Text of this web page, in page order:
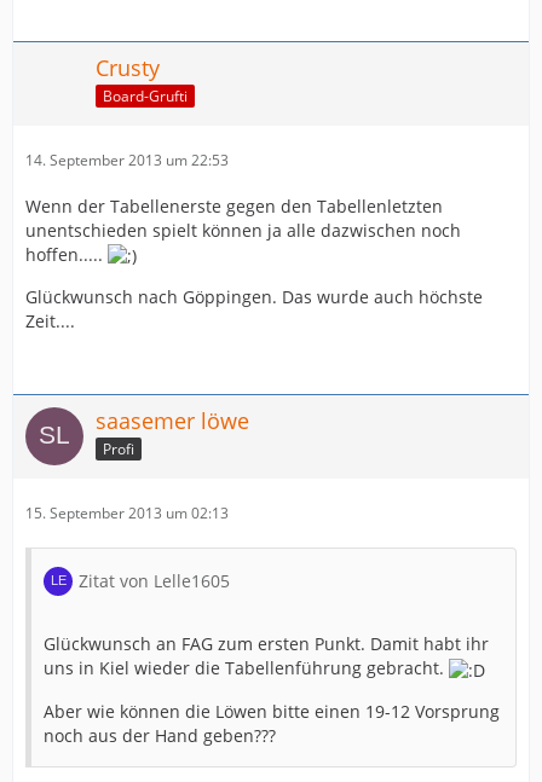
Crusty
Board-Grufti
14. September 2013 um 22:53
Wenn der Tabellenerste gegen den Tabellenletzten
unentschieden spielt können ja alle dazwischen noch
hoffen.....
Glückwunsch nach Göppingen. Das wurde auch höchste
Zeit....
saasemer löwe
Profi
15. September 2013 um 02:13
Zitat von Lelle1605
Glückwunsch an FAG zum ersten Punkt. Damit habt ihr
uns in Kiel wieder die Tabellenführung gebracht.
Aber wie können die Löwen bitte einen 19-12 Vorsprung
noch aus der Hand geben???